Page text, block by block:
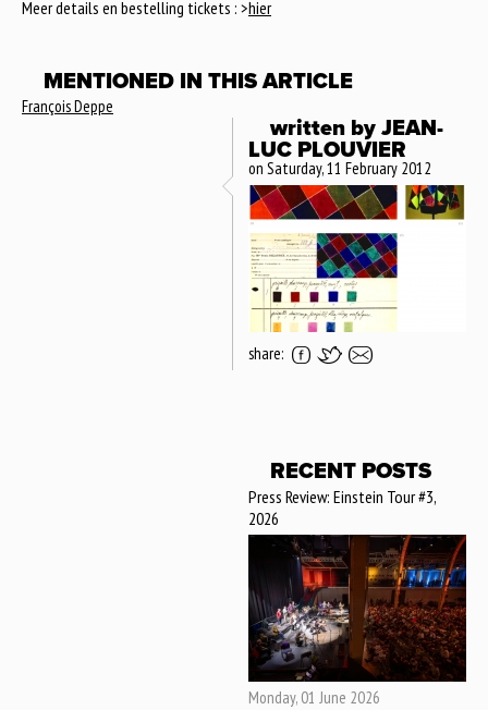
Meer details en bestelling tickets : >hier
MENTIONED IN THIS ARTICLE
François Deppe
written by JEAN-
LUC PLOUVIER
on Saturday, 11 February 2012
share:
RECENT POSTS
Press Review: Einstein Tour #3,
2026
Monday, 01 June 2026